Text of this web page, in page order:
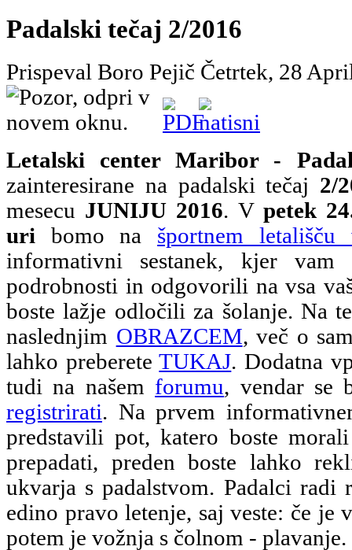
Padalski tečaj 2/2016
Prispeval Boro Pejič Četrtek, 28
Letalski center Maribor -
zainteresirane na padalski tečaj 2/
mesecu JUNIJU 2016. V petek
uri bomo na športnem
informativni sestanek, kjer vam
podrobnosti in odgovorili na vsa
boste lažje odločili za šolanje. Na
naslednjim OBRAZCEM, več o
lahko prebereteTUKAJ. Dodatna
tudi na našem forumu, vendar se
registrirati. Na prvem
predstavili pot, katero boste
prepadati, preden boste lahko
ukvarja s padalstvom. Padalci radi
edino pravo letenje, saj veste: če je
potem je vožnja s čolnom - plavanje.